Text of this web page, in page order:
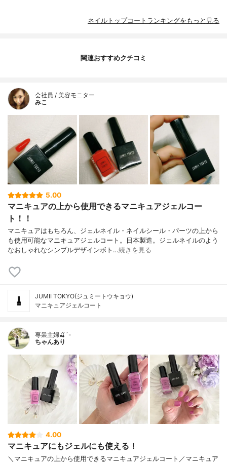
ネイルトップコートランキングをもっと見る
関連おすすめクチコミ
会社員 / 美容モニター
みこ
5.00
マニキュアの上から使用できるマニキュアジェルコー
ト！！
マニキュアはもちろん、ジェルネイル・ネイルシール・パーツの上から
も使用可能なマニキュアジェルコート。日本製造。ジェルネイルのよう
なおしゃれなシンプルデザインボト…続きを見る
JUMII TOKYO(ジュミートウキョウ)
マニキュアジェルコート
専業主婦🍒´-
ちゃんあり
4.00
マニキュアにもジェルにも使える！
＼マニキュアの上から使用できるマニキュアジェルコート／マニキュア